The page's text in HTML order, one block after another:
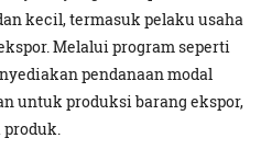
kecil, termasuk pelaku usaha
Melalui program seperti
pendanaan modal
untuk produksi barang ekspor,
produk.